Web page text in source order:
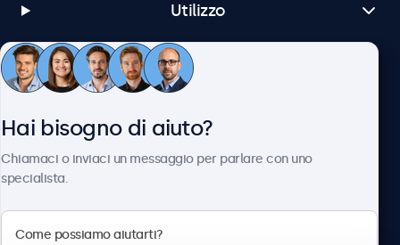
Utilizzo
Servizio Clienti
Hai bisogno di aiuto?
Chiamaci o inviaci un messaggio per parlare con uno
specialista.